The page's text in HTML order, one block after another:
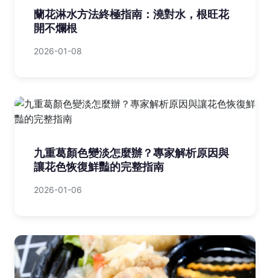
蘭花淋水方法終極指南：澆對水，根旺花
開不爛根
2026-01-08
九重葛顏色變淡怎麼辦？專家解析原因與
讓花色恢復鮮豔的完整指南
2026-01-06